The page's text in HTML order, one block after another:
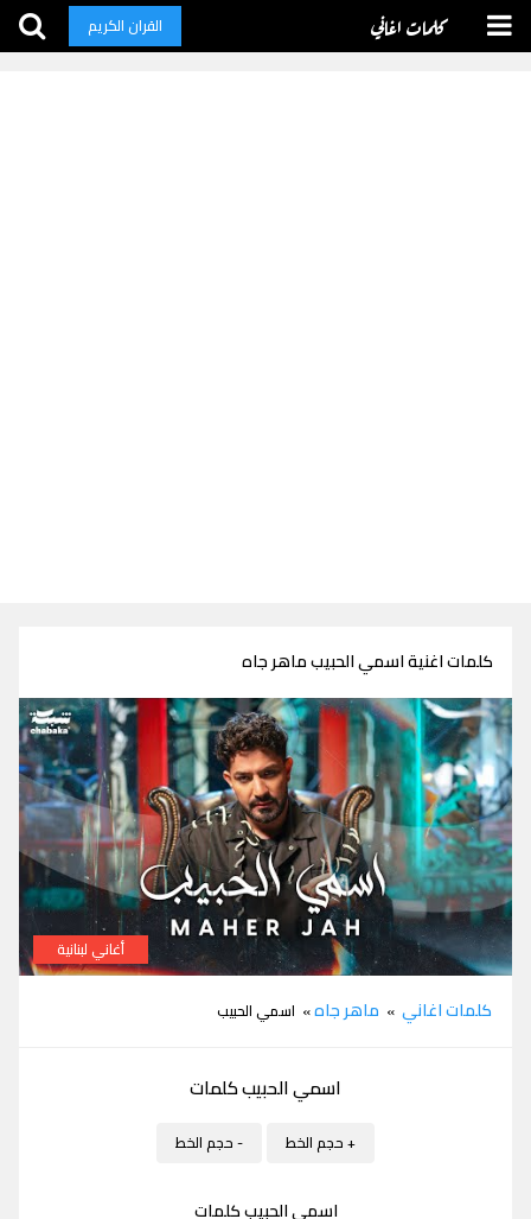
كلمات اغاني القران الكريم
كلمات اغنية اسمي الحبيب ماهر جاه
أغاني لبنانية
كلمات اغاني » ماهر جاه» اسمي الحبيب
اسمي الحبيب كلمات
+ حجم الخط - حجم الخط
اسمي الحبيب كلمات